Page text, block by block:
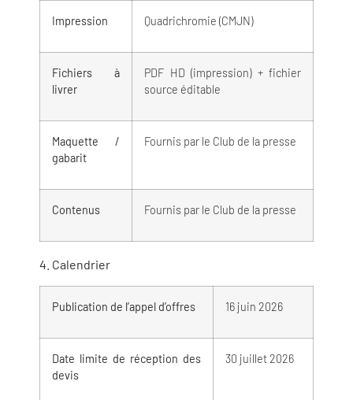
Impression Quadrichromie (CMJN)
Fichiers à
livrer
PDF HD (impression) + fichier
source éditable
Maquette /
gabarit
Fournis par le Club de la presse
Contenus Fournis par le Club de la presse
4. Calendrier
Publication de l’appel d’offres 16 juin 2026
Date limite de réception des
devis
30 juillet 2026